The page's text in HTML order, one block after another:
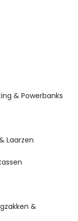
& Powerbanks
Laarzen
&